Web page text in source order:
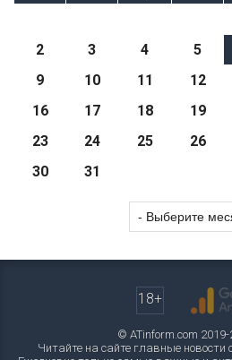
2
3 4 5
9
10 11 12
16
17 18 19
23
24 25 26
30
31
18+
© ATinform.com 2019-
Читайте на сайте главные новости